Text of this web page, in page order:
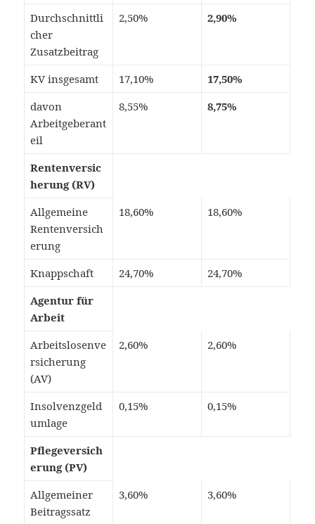
Durchschnittli
cher
Zusatzbeitrag
2,50% 2,90%
KV insgesamt 17,10%
17,50%
davon
Arbeitgeberant
eil
8,55% 8,75%
Rentenversic
herung (RV)
Allgemeine
Rentenversich
erung
18,60% 18,60%
Knappschaft 24,70%
24,70%
Agentur für
Arbeit
Arbeitslosenve
rsicherung
(AV)
2,60% 2,60%
Insolvenzgeld
umlage
0,15% 0,15%
Pflegeversich
erung (PV)
Allgemeiner
Beitragssatz
3,60% 3,60%